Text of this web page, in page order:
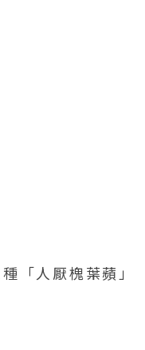
「人厭槐葉蘋」